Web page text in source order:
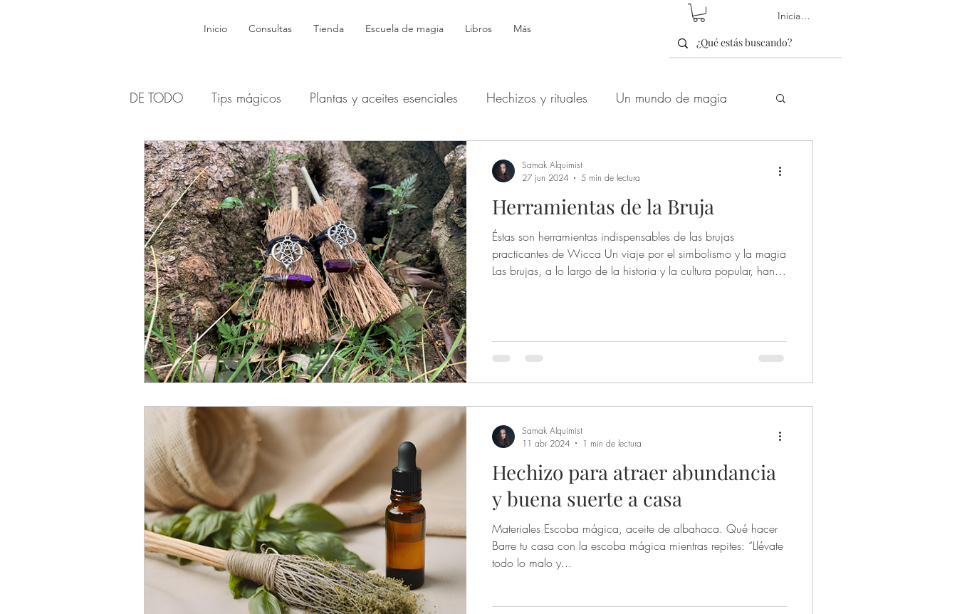
Inicio Consultas Tienda Escuela de magia Libros Más
Iniciar sesión
DE TODO Tips mágicos Plantas y aceites esenciales Hechizos y rituales Un mundo de magia
Brujas y dones Wicca Símbolos Productos mágicos
Dioses y Diosas Sagradas Hécate: Devocionales Defensa - Protección - Espíritus
Sabats y Esbats - Lunas Hechizos de dinero y buena suerte Tarot y Oráculos Hechizos de Amor
Numerología Opiniones de una bruja Ocultismo y Alquimia
Códex Grimorio Adivinación Dones
Herramientas de la Bruja
Éstas son herramientas indispensables de las brujas
practicantes de Wicca Un viaje por el simbolismo y la magia
Las brujas, a lo largo de la historia y la cultura popular, han
exploraremos las cinco herramientas básicas de la bruja:
caldero, escoba, vara, athame y grial. Si alguna vez te has
Samak Alquimist
27 jun 2024
5 min de lectura
Hechizo para atraer abundancia
y buena suerte a casa
Materiales Escoba mágica, aceite de albahaca. Qué hacer
Barre tu casa con la escoba mágica mientras repites: “Llévate
todo lo malo y...
Samak Alquimist
11 abr 2024
1 min de lectura